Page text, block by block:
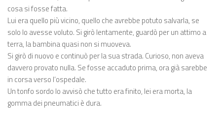
cosa si fosse fatta.
Lui era quello più vicino, quello che avrebbe potuto salvarla, se
solo lo avesse voluto. Si girò lentamente, guardò per un attimo a
terra, la bambina quasi non si muoveva.
Si girò di nuovo e continuò per la sua strada. Curioso, non aveva
davvero provato nulla. Se fosse accaduto prima, ora già sarebbe
in corsa verso l’ospedale.
Un tonfo sordo lo avvisò che tutto era finito, lei era morta, la
gomma dei pneumatici è dura.